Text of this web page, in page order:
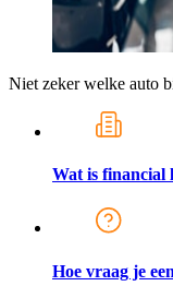
Niet zeker welke auto
Wat is financial
Hoe vraag je